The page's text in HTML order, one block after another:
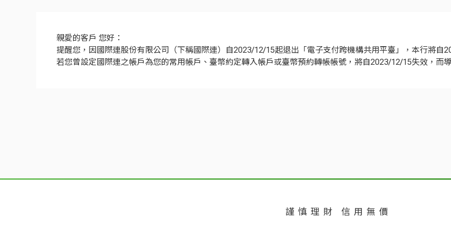
親愛的客戶 您好：
提醒您，因國際連股份有限公司（下稱國際連）自2023/12/15起退出「電子支付跨機構共用平臺」，本行將自
若您曾設定國際連之帳戶為您的常用帳戶、臺幣約定轉入帳戶或臺幣預約轉帳帳號，將自2023/12/15失效，而
謹慎理財 信用無價